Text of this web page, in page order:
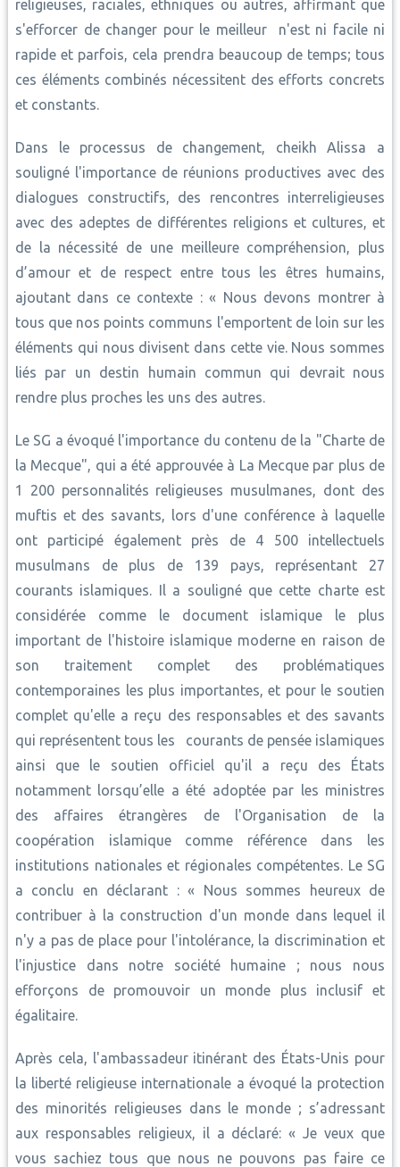
religieuses, raciales, ethniques ou autres, affirmant que
s'efforcer de changer pour le meilleur n'est ni facile ni
rapide et parfois, cela prendra beaucoup de temps; tous
ces éléments combinés nécessitent des efforts concrets
et constants.
Dans le processus de changement, cheikh Alissa a
souligné l'importance de réunions productives avec des
dialogues constructifs, des rencontres interreligieuses
avec des adeptes de différentes religions et cultures, et
de la nécessité de une meilleure compréhension, plus
d’amour et de respect entre tous les êtres humains,
ajoutant dans ce contexte : « Nous devons montrer à
tous que nos points communs l'emportent de loin sur les
éléments qui nous divisent dans cette vie. Nous sommes
liés par un destin humain commun qui devrait nous
rendre plus proches les uns des autres.
Le SG a évoqué l'importance du contenu de la "Charte de
la Mecque", qui a été approuvée à La Mecque par plus de
1 200 personnalités religieuses musulmanes, dont des
muftis et des savants, lors d'une conférence à laquelle
ont participé également près de 4 500 intellectuels
musulmans de plus de 139 pays, représentant 27
courants islamiques. Il a souligné que cette charte est
considérée comme le document islamique le plus
important de l'histoire islamique moderne en raison de
son traitement complet des problématiques
contemporaines les plus importantes, et pour le soutien
complet qu'elle a reçu des responsables et des savants
qui représentent tous les courants de pensée islamiques
ainsi que le soutien officiel qu'il a reçu des États
notamment lorsqu’elle a été adoptée par les ministres
des affaires étrangères de l'Organisation de la
coopération islamique comme référence dans les
institutions nationales et régionales compétentes. Le SG
a conclu en déclarant : « Nous sommes heureux de
contribuer à la construction d'un monde dans lequel il
n'y a pas de place pour l'intolérance, la discrimination et
l'injustice dans notre société humaine ; nous nous
efforçons de promouvoir un monde plus inclusif et
égalitaire.
Après cela, l'ambassadeur itinérant des États-Unis pour
la liberté religieuse internationale a évoqué la protection
des minorités religieuses dans le monde ; s’adressant
aux responsables religieux, il a déclaré: « Je veux que
vous sachiez tous que nous ne pouvons pas faire ce